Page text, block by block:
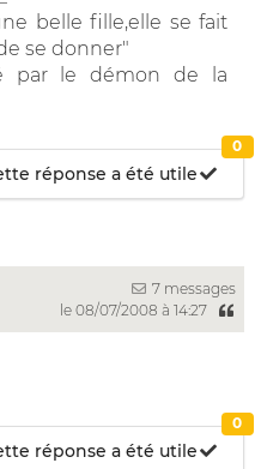
belle fille,elle se fait
se donner"
par le démon de la
réponse a été utile
0
7 messages
le 08/07/2008 à 14:27
réponse a été utile
0